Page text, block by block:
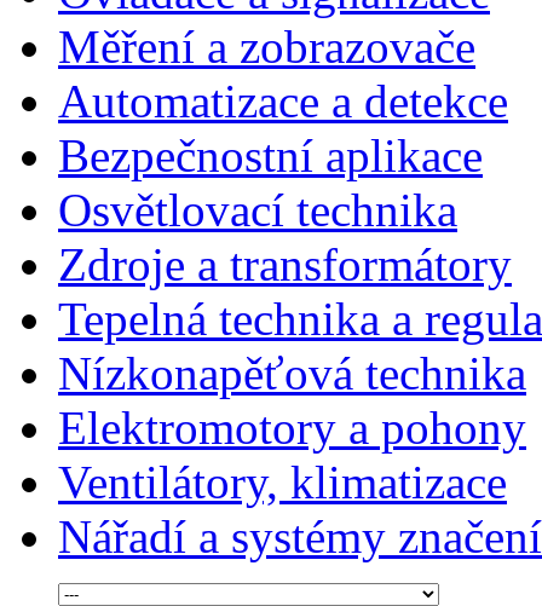
Měření a zobrazovače
Automatizace a detekce
Bezpečnostní aplikace
Osvětlovací technika
Zdroje a transformátory
Tepelná technika a
Nízkonapěťová technika
Elektromotory a pohony
Ventilátory, klimatizace
Nářadí a systémy značení